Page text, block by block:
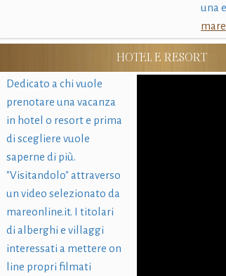
una
HOTEL E RESORT
Dedicato a chi vuole
prenotare una vacanza
in hotel o resort e prima
di scegliere vuole
saperne di più.
"Visitandolo" attraverso
un video selezionato da
mareonline.it. I titolari
di alberghi e villaggi
interessati a mettere on
line propri filmati